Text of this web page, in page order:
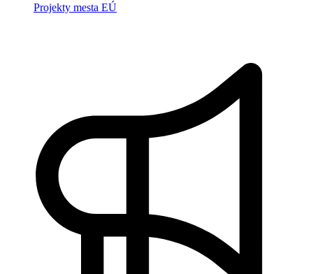
Projekty mesta EÚ